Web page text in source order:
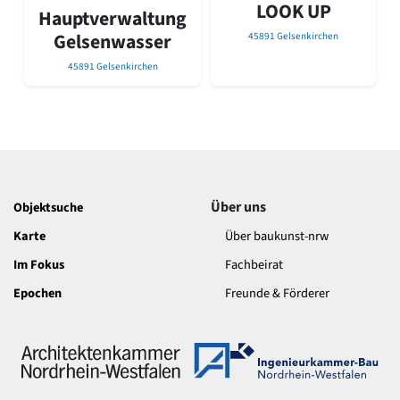
David Chipperfield
Harald Deilmann
Gottfried Böhm
Schneider von Esleben
Gegenwart
Postmoderne
1950er-70er Jahre
Moderne
Jugendstil
Barock
Renaissance
Hauptverwaltung
Gelsenwasser
45891 Gelsenkirchen
LOOK UP
45891 Gelsenkirchen
Objektsuche
Karte
Im Fokus
Epochen
Über uns
Über baukunst-nrw
Fachbeirat
Freunde & Förderer